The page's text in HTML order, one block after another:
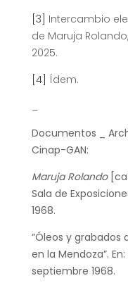
[3] Intercambio
de Maruja
2025.
[4] Ídem.
_
Documentos _
Cinap-GAN:
Maruja Rolando
Sala de
1968.
“Óleos y grabados
en la Mendoza”. En:
septiembre 1968.